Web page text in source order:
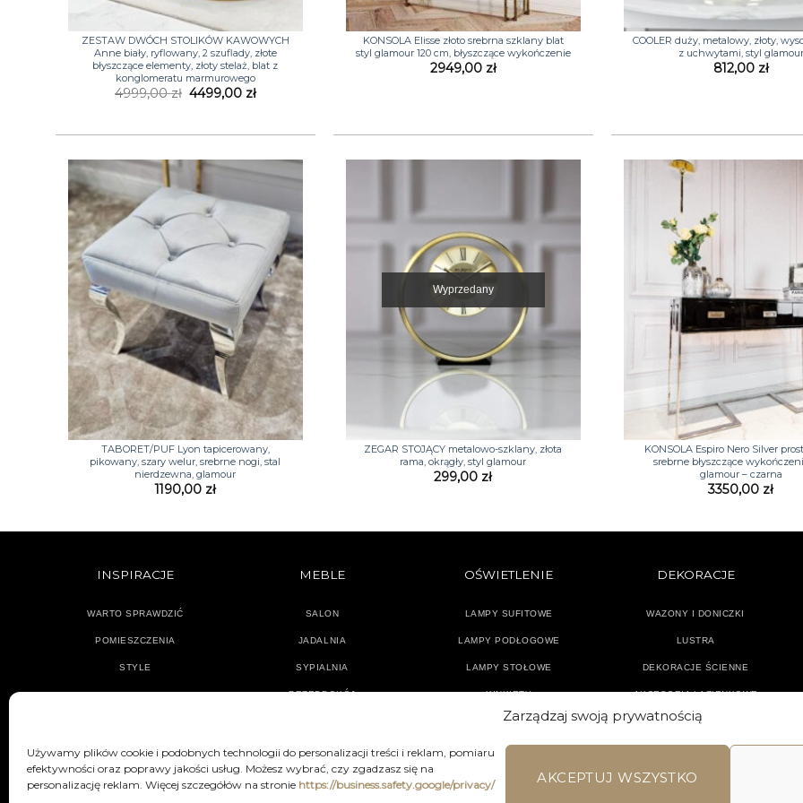
Zarządzaj swoją prywatnością
Używamy plików cookie i podobnych technologii do personalizacji treści i reklam, pomiaru
efektywności oraz poprawy jakości usług. Możesz wybrać, czy zgadzasz się na
personalizację reklam. Więcej szczegółów na stronie https://business.safety.google/privacy/ AKCEPTUJ WSZYSTKO
ZESTAW DWÓCH STOLIKÓW KAWOWYCH
Anne biały, ryflowany, 2 szuflady, złote
błyszczące elementy, złoty stelaż, blat z
konglomeratu marmurowego
4999,00zł Pierwotna
4499,00 złAktualna
+
KONSOLA Elisse złoto srebrna szklany blat
styl glamour 120 cm, błyszczące wykończenie
2949,00 zł
+
COOLER duży, metalowy, złoty,
z uchwytami, styl glamour
812,00 zł
+
TABORET/PUF Lyon tapicerowany,
pikowany, szary welur, srebrne nogi, stal
nierdzewna, glamour
1190,00 zł
Wyprzedany
ZEGAR STOJĄCY metalowo-szklany, złota
rama, okrągły, styl glamour
299,00 zł
KONSOLA Espiro Nero Silver
srebrne błyszczące
glamour – czarna
3350,00 zł
INSPIRACJE
WARTO SPRAWDZIĆ
POMIESZCZENIA
STYLE
MEBLE
SALON
JADALNIA
SYPIALNIA
PRZEDPOKÓJ
OŚWIETLENIE
LAMPY SUFITOWE
LAMPY PODŁOGOWE
LAMPY STOŁOWE
KINKIETY
DEKORACJE
WAZONY I DONICZKI
LUSTRA
DEKORACJE ŚCIENNE
AKCESORIA ŁAZIENKOWE
TEKSTYLIA
DODATKI